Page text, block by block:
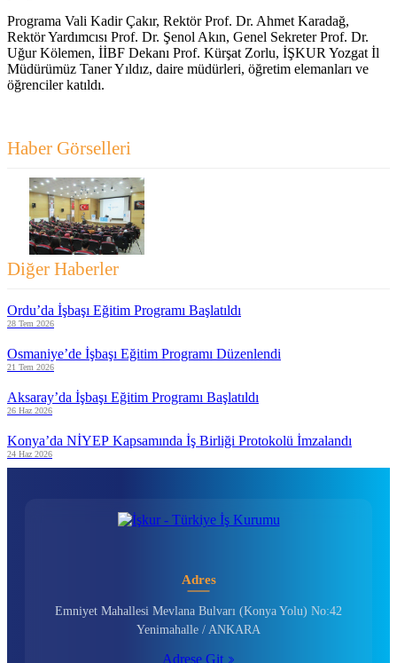
Programa Vali Kadir Çakır, Rektör Prof. Dr. Ahmet Karadağ,
Rektör Yardımcısı Prof. Dr. Şenol Akın, Genel Sekreter Prof. Dr.
Uğur Kölemen, İİBF Dekanı Prof. Kürşat Zorlu, İŞKUR Yozgat İl
Müdürümüz Taner Yıldız, daire müdürleri, öğretim elemanları ve
öğrenciler katıldı.
Haber Görselleri
Diğer Haberler
Ordu’da İşbaşı Eğitim Programı Başlatıldı
28 Tem 2026
Osmaniye’de İşbaşı Eğitim Programı Düzenlendi
21 Tem 2026
Aksaray’da İşbaşı Eğitim Programı Başlatıldı
26 Haz 2026
Konya’da NİYEP Kapsamında İş Birliği Protokolü İmzalandı
24 Haz 2026
Adres
Emniyet Mahallesi Mevlana Bulvarı (Konya Yolu) No:42
Yenimahalle / ANKARA
Adrese Git